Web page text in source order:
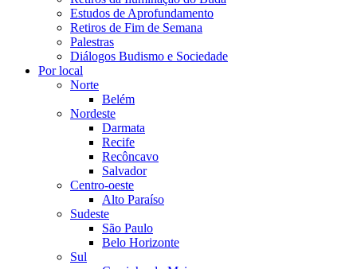
Estudos de Aprofundamento
Retiros de Fim de Semana
Palestras
Diálogos Budismo e Sociedade
Por local
Norte
Belém
Nordeste
Darmata
Recife
Recôncavo
Salvador
Centro-oeste
Alto Paraíso
Sudeste
São Paulo
Belo Horizonte
Sul